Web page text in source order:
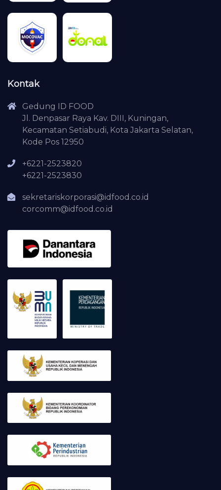
Kontak
Gedung ID FOOD
Jl. Denpasar Raya Kav. DIII, Kuningan,
Kecamatan Setiabudi, Kota Jakarta Selatan,
Kode Pos 12950
+6221-2523820
+6221-2523830
sekretariskorporasi@idfood.co.id
corcomm@idfood.co.id